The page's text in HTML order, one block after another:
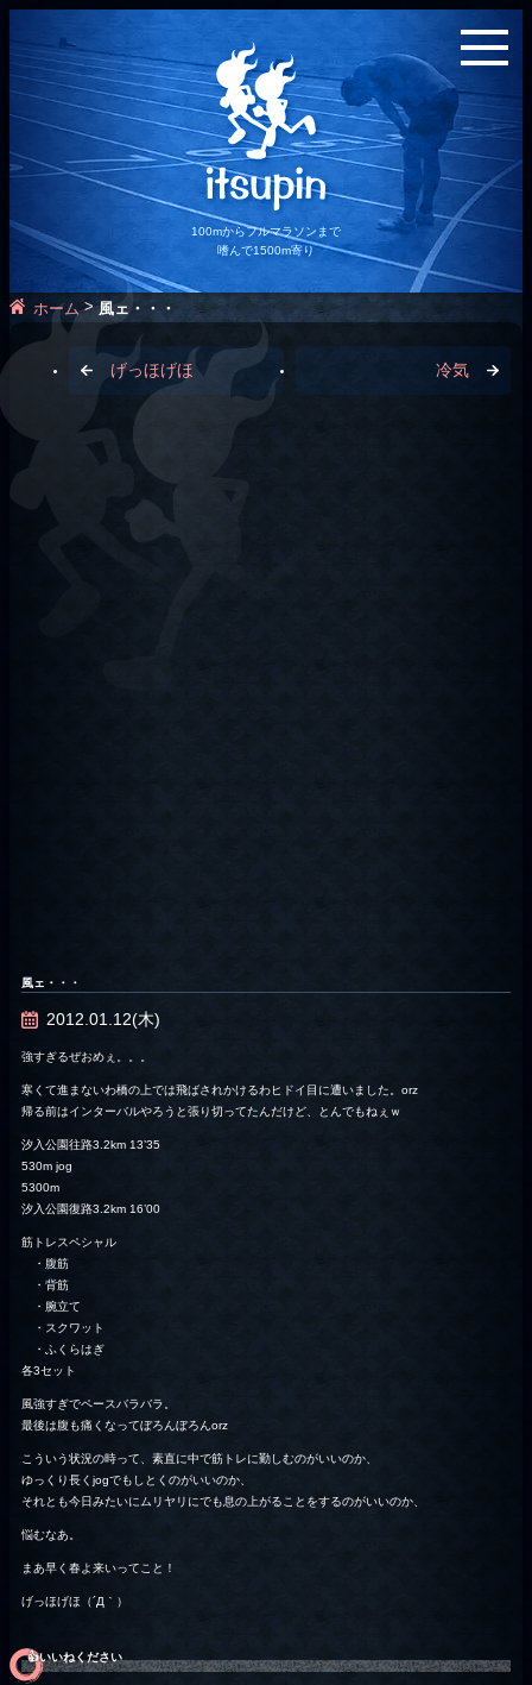
100mからフルマラソンまで
嗜んで1500m寄り
ホーム>風ェ・・・
げっほげほ 冷気
風ェ・・・
2012.01.12(木)
強すぎるぜおめぇ。。。
寒くて進まないわ橋の上では飛ばされかけるわヒドイ目に遭いました。orz
帰る前はインターバルやろうと張り切ってたんだけど、とんでもねぇｗ
汐入公園往路3.2km 13’35
530m jog
5300m
汐入公園復路3.2km 16’00
筋トレスペシャル
・腹筋
・背筋
・腕立て
・スクワット
・ふくらはぎ
各3セット
風強すぎでペースバラバラ。
最後は腹も痛くなってぼろんぼろんorz
こういう状況の時って、素直に中で筋トレに勤しむのがいいのか、
ゆっくり長くjogでもしとくのがいいのか、
それとも今日みたいにムリヤリにでも息の上がることをするのがいいのか、
悩むなあ。
まあ早く春よ来いってこと！
げっほげほ（´Д｀）
👍️いいねください